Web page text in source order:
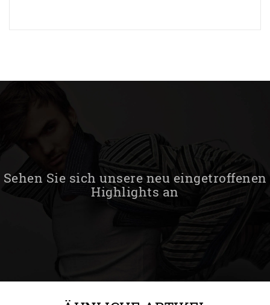
Sehen Sie sich unsere neu eingetroffenen
Highlights an